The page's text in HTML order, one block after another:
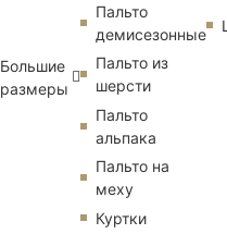
Большие
размеры
Пальто
демисезонные
Пальто из
шерсти
Пальто
альпака
Пальто на
меху
Куртки